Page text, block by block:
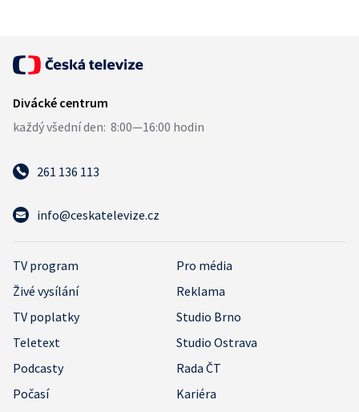
261 136 113
info@ceskatelevize.cz
TV program
Pro média
Živé vysílání
Reklama
TV poplatky
Studio Brno
Teletext
Studio Ostrava
Podcasty
Rada ČT
Počasí
Kariéra